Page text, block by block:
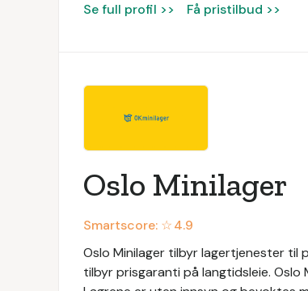
Se full profil >> Få pristilbud >>
Oslo Minilager
Smartscore: ☆4.9
Oslo Minilager tilbyr lagertjenester til
tilbyr prisgaranti på langtidsleie.